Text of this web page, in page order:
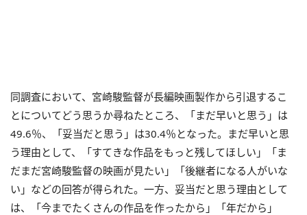
同調査において、宮崎駿監督が長編映画製作から引退するこ
とについてどう思うか尋ねたところ、「まだ早いと思う」は
49.6％、「妥当だと思う」は30.4％となった。まだ早いと思
う理由として、「すてきな作品をもっと残してほしい」「ま
だまだ宮崎駿監督の映画が見たい」「後継者になる人がいな
い」などの回答が得られた。一方、妥当だと思う理由として
は、「今までたくさんの作品を作ったから」「年だから」